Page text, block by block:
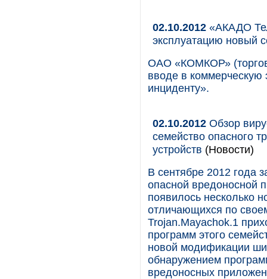
02.10.2012 «АКАДО
эксплуатацию новый
ОАО «КОМКОР»
вводе в коммерческую
инциденту».
02.10.2012 Обзор
семейство опасного
устройств (Новости)
В сентябре 2012 года
опасной вредоносной
появилось несколько
отличающихся по
Trojan.Mayachok.1
программ этого
новой модификации
обнаружением
вредоносных